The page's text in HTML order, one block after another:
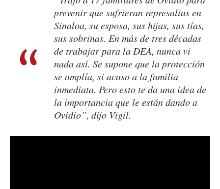
prevenir que sufrieran represalias en
Sinaloa, su esposa, sus hijas, sus tías,
sus sobrinas. En más de tres décadas
de trabajar para la DEA, nunca vi
nada así. Se supone que la protección
se amplía, si acaso a la familia
inmediata. Pero esto te da una idea de
la importancia que le están dando a
Ovidio”, dijo Vigil.